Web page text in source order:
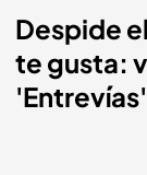
Despide
te gusta:
'Entrevías'